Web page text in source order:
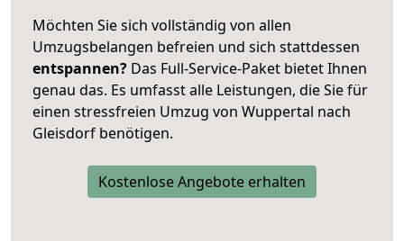
Möchten Sie sich vollständig von allen
Umzugsbelangen befreien und sich stattdessen
entspannen? Das Full-Service-Paket bietet Ihnen
genau das. Es umfasst alle Leistungen, die Sie für
einen stressfreien Umzug von Wuppertal nach
Gleisdorf benötigen.
Kostenlose Angebote erhalten